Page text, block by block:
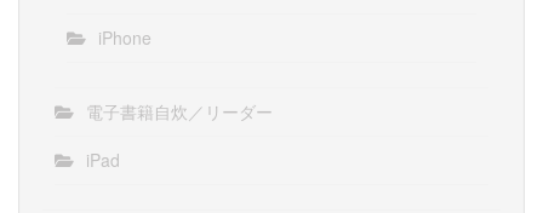
iPhone
電子書籍自炊／リーダー
iPad